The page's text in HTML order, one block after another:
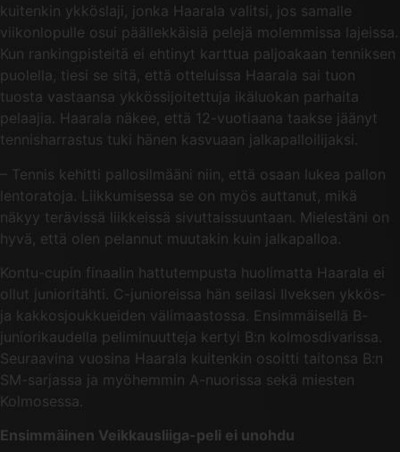
kuitenkin ykköslaji, jonka Haarala valitsi, jos samalle
viikonlopulle osui päällekkäisiä pelejä molemmissa lajeissa.
Kun rankingpisteitä ei ehtinyt karttua paljoakaan tenniksen
puolella, tiesi se sitä, että otteluissa Haarala sai tuon
tuosta vastaansa ykkössijoitettuja ikäluokan parhaita
pelaajia. Haarala näkee, että 12-vuotiaana taakse jäänyt
tennisharrastus tuki hänen kasvuaan jalkapalloilijaksi.
– Tennis kehitti pallosilmääni niin, että osaan lukea pallon
lentoratoja. Liikkumisessa se on myös auttanut, mikä
näkyy terävissä liikkeissä sivuttaissuuntaan. Mielestäni on
hyvä, että olen pelannut muutakin kuin jalkapalloa.
Kontu-cupin finaalin hattutempusta huolimatta Haarala ei
ollut junioritähti. C-junioreissa hän seilasi Ilveksen ykkös-
ja kakkosjoukkueiden välimaastossa. Ensimmäisellä B-
juniorikaudella peliminuutteja kertyi B:n kolmosdivarissa.
Seuraavina vuosina Haarala kuitenkin osoitti taitonsa B:n
SM-sarjassa ja myöhemmin A-nuorissa sekä miesten
Kolmosessa.
Ensimmäinen Veikkausliiga-peli ei unohdu